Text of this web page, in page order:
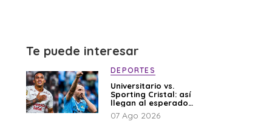
Te puede interesar
DEPORTES
Universitario vs.
Sporting Cristal: así
llegan al esperado
duelo
07 Ago 2026